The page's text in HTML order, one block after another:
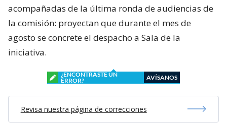
acompañadas de la última ronda de audiencias de
la comisión: proyectan que durante el mes de
agosto se concrete el despacho a Sala de la
iniciativa.
¿ENCONTRASTE UN
ERROR?
AVÍSANOS
Revisa nuestra página de correcciones